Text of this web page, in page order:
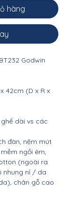
hàng
Godwin
42cm (D x R x
dài vs các
đàn, nệm mút
ngồi êm,
(ngoài ra
nhung nỉ / da
chân gỗ cao